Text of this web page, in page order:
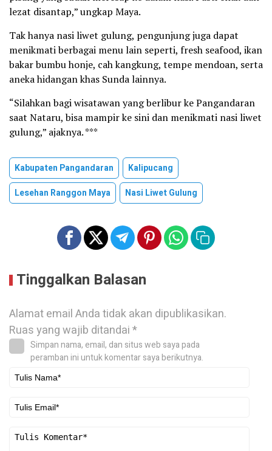
lezat disantap,” ungkap Maya.
Tak hanya nasi liwet gulung, pengunjung juga dapat
menikmati berbagai menu lain seperti, fresh seafood, ikan
bakar bumbu honje, cah kangkung, tempe mendoan, serta
aneka hidangan khas Sunda lainnya.
“Silahkan bagi wisatawan yang berlibur ke Pangandaran
saat Nataru, bisa mampir ke sini dan menikmati nasi liwet
gulung,” ajaknya. ***
Kabupaten Pangandaran
Kalipucang
Lesehan Ranggon Maya
Nasi Liwet Gulung
Tinggalkan Balasan
Alamat email Anda tidak akan dipublikasikan.
Ruas yang wajib ditandai*
Simpan nama, email, dan situs web saya pada
peramban ini untuk komentar saya berikutnya.